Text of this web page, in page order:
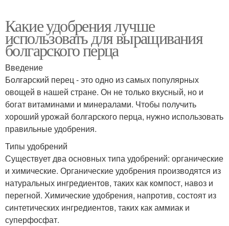
Какие удобрения лучше
использовать для выращивания
болгарского перца
Введение
Болгарский перец - это одно из самых популярных
овощей в нашей стране. Он не только вкусный, но и
богат витаминами и минералами. Чтобы получить
хороший урожай болгарского перца, нужно использовать
правильные удобрения.
Типы удобрений
Существует два основных типа удобрений: органические
и химические. Органические удобрения производятся из
натуральных ингредиентов, таких как компост, навоз и
перегной. Химические удобрения, напротив, состоят из
синтетических ингредиентов, таких как аммиак и
суперфосфат.